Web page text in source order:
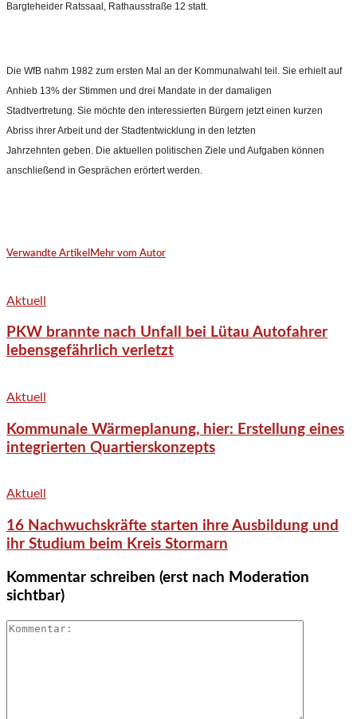
Bargteheider Ratssaal, Rathausstraße 12 statt.
Die WfB nahm 1982 zum ersten Mal an der Kommunalwahl teil. Sie erhielt auf
Anhieb 13% der Stimmen und drei Mandate in der damaligen
Stadtvertretung. Sie möchte den interessierten Bürgern jetzt einen kurzen
Abriss ihrer Arbeit und der Stadtentwicklung in den letzten
Jahrzehnten geben. Die aktuellen politischen Ziele und Aufgaben können
anschließend in Gesprächen erörtert werden.
Verwandte Artikel Mehr vom Autor
Aktuell
PKW brannte nach Unfall bei Lütau Autofahrer
lebensgefährlich verletzt
Aktuell
Kommunale Wärmeplanung, hier: Erstellung eines
integrierten Quartierskonzepts
Aktuell
16 Nachwuchskräfte starten ihre Ausbildung und
ihr Studium beim Kreis Stormarn
Kommentar schreiben (erst nach Moderation
sichtbar)